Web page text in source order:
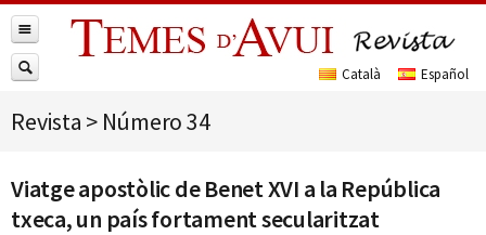
Revista > Número 34
Viatge apostòlic de Benet XVI a la República
txeca, un país fortament secularitzat